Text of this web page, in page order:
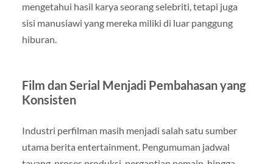
mengetahui hasil karya seorang selebriti, tetapi juga
sisi manusiawi yang mereka miliki di luar panggung
hiburan.
Film dan Serial Menjadi Pembahasan yang
Konsisten
Industri perfilman masih menjadi salah satu sumber
utama berita entertainment. Pengumuman jadwal